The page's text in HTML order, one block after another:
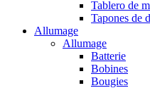
Tablero de
Tapones de
Allumage
Allumage
Batterie
Bobines
Bougies